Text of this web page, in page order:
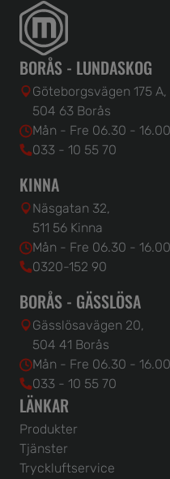
BORÅS - LUNDASKOG
Göteborgsvägen 175 A,
504 63 Borås
Mån - Fre 06.30 - 16.00
033 - 10 55 70
KINNA
Näsgatan 32,
511 56 Kinna
Mån - Fre 06.30 - 16.00
0320-152 90
BORÅS - GÄSSLÖSA
Gässlösavägen 20,
504 41 Borås
Mån - Fre 06.30 - 16.00
033 - 10 55 70
LÄNKAR
Produkter
Tjänster
Tryckluftservice